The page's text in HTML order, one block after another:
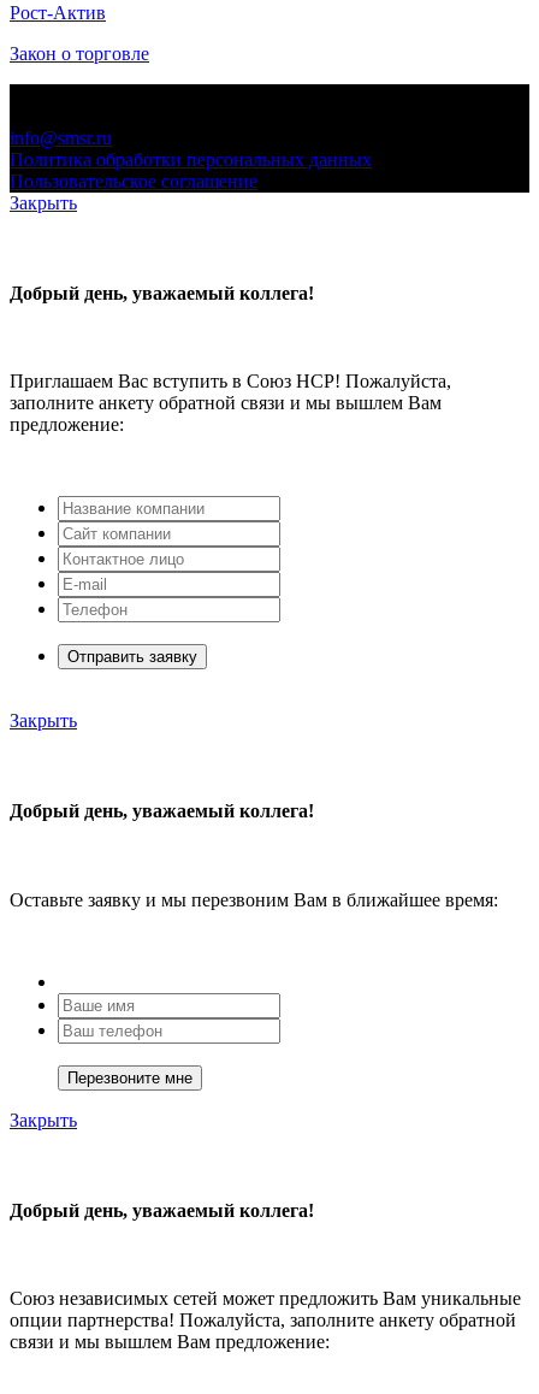
Рост-Актив
Закон о торговле
info@smsr.ru
Политика обработки персональных данных
Пользовательское соглашение
Закрыть
Добрый день, уважаемый коллега!
Приглашаем Вас вступить в Союз НСР! Пожалуйста,
заполните анкету обратной связи и мы вышлем Вам
предложение:
Отправить заявку
Закрыть
Добрый день, уважаемый коллега!
Оставьте заявку и мы перезвоним Вам в ближайшее время:
Закрыть
Добрый день, уважаемый коллега!
Союз независимых сетей может предложить Вам уникальные
опции партнерства! Пожалуйста, заполните анкету обратной
связи и мы вышлем Вам предложение: